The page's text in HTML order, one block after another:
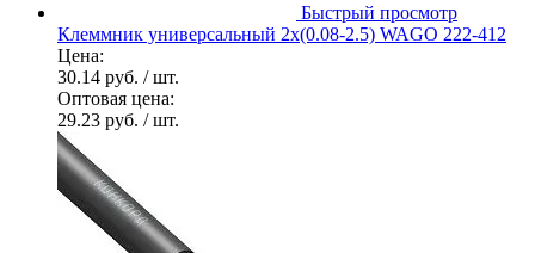
Быстрый просмотр
Клеммник универсальный 2х(0.08-2.5) WAGO 222-412
Цена:
30.14 руб. / шт.
Оптовая цена:
29.23 руб. / шт.